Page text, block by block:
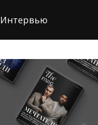
Интервью